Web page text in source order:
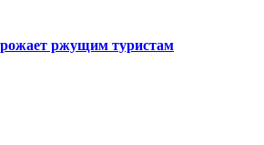
ржущим туристам